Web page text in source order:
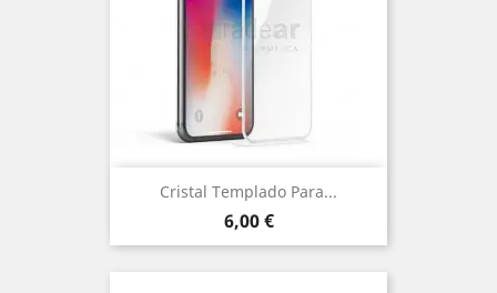
Cristal Templado Para...
Precio
6,00 €